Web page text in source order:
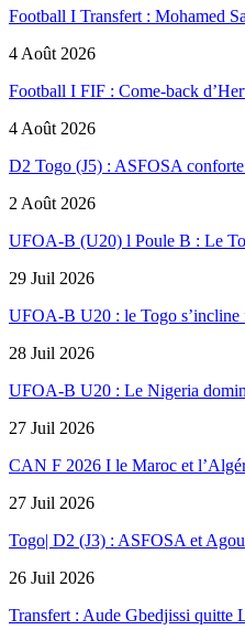
Football I Transfert : Mohamed
4 Août 2026
Football I FIF : Come-back
4 Août 2026
D2 Togo (J5) : ASFOSA
2 Août 2026
UFOA-B (U20) l Poule B : Le
29 Juil 2026
UFOA-B U20 : le Togo
28 Juil 2026
UFOA-B U20 : Le Nigeria
27 Juil 2026
CAN F 2026 I le Maroc et
27 Juil 2026
Togo| D2 (J3) : ASFOSA et
26 Juil 2026
Transfert : Aude Gbedjissi quitte